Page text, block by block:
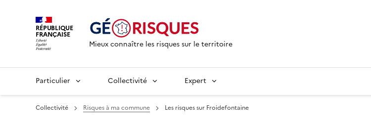
RÉPUBLIQUE
FRANÇAISE
Mieux connaître les risques sur le territoire
Particulier Collectivité Expert
Collectivité Risques à ma commune Les risques sur Froidefontaine